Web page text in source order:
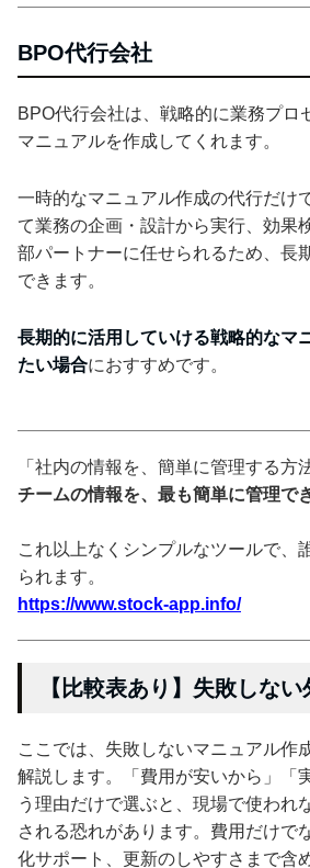
BPO代行会社
BPO代行会社は、戦略的に業務プロ
マニュアルを作成してくれます。
一時的なマニュアル作成の代行だけ
て業務の企画・設計から実行、効果
部パートナーに任せられるため、長
できます。
長期的に活用していける戦略的なマ
たい場合におすすめです。
「社内の情報を、簡単に管理する方
チームの情報を、最も簡単に管理で
これ以上なくシンプルなツールで、
られます。
https://www.stock-app.info/
【比較表あり】失敗しな
ここでは、失敗しないマニュアル作
解説します。「費用が安いから」「
う理由だけで選ぶと、現場で使われ
される恐れがあります。費用だけで
化サポート、更新のしやすさまで含